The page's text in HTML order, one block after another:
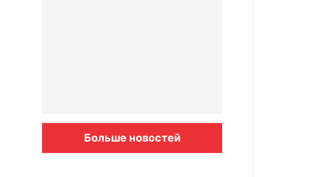
Больше новостей